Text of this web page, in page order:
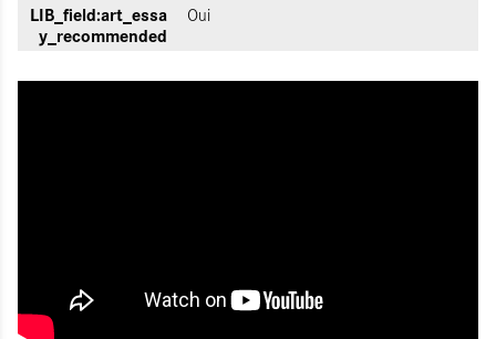
LIB_field:art_essa
y_recommended
Oui